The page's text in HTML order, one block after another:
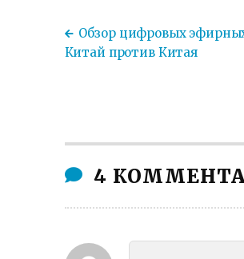
Обзор цифровых
Китай против Китая
4